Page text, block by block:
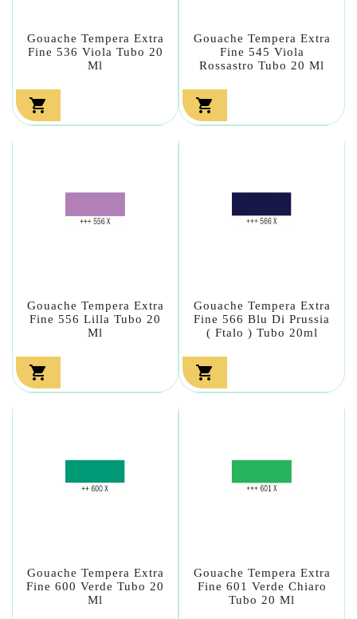
Gouache Tempera Extra
Fine 536 Viola Tubo 20
Ml

Gouache Tempera Extra
Fine 545 Viola
Rossastro Tubo 20 Ml

Gouache Tempera Extra
Fine 556 Lilla Tubo 20
Ml

Gouache Tempera Extra
Fine 566 Blu Di Prussia
( Ftalo ) Tubo 20ml

Gouache Tempera Extra
Fine 600 Verde Tubo 20
Ml
Gouache Tempera Extra
Fine 601 Verde Chiaro
Tubo 20 Ml